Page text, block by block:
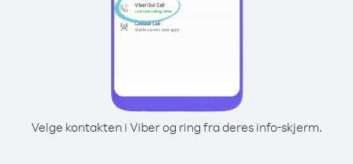
Velge kontakten i Viber og ring fra deres info-skjerm.